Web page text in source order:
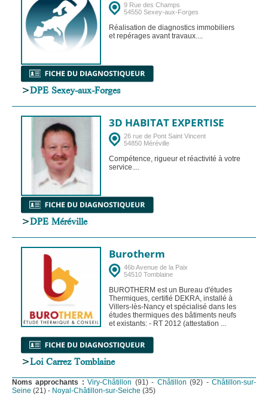
9 Rue des Champs
54550 Sexey-aux-Forges
Réalisation de diagnostics immobiliers
et repérages avant travaux....
>DPE Sexey-aux-Forges
3D HABITAT EXPERTISE
26 rue de Pont Saint Vincent
54850 Méréville
Compétence, rigueur et réactivité à votre
service....
>DPE Méréville
Burotherm
46b Avenue de la Paix
54510 Tomblaine
BUROTHERM est un Bureau d'études
Thermiques, certifié DEKRA, installé à
Villers-lès-Nancy et spécialisé dans les
études thermiques des bâtiments neufs
et existants: - RT 2012 (attestation ...
>Loi Carrez Tomblaine
Noms approchants :Viry-Châtillon (91) - Châtillon (92) -Châtillon-sur-
Seine (21) - Noyal-Châtillon-sur-Seiche (35)